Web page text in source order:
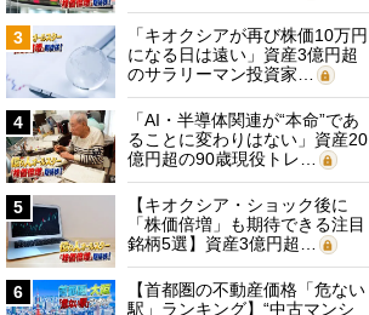
3
「キオクシアが再び株価10万円
になる日は遠い」資産3億円超
のサラリーマン投資家…
4
「AI・半導体関連が“本命”であ
ることに変わりはない」資産20
億円超の90歳現役トレ…
5
【キオクシア・ショック後に
「株価倍増」も期待できる注目
銘柄5選】資産3億円超…
6
【首都圏の不動産価格「危ない
駅」ランキング】“中古マンシ